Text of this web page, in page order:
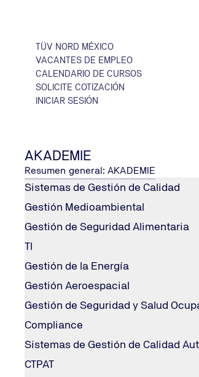
TÜV NORD MÉXICO
VACANTES DE EMPLEO
CALENDARIO DE CURSOS
SOLICITE COTIZACIÓN
INICIAR SESIÓN
AKADEMIE
Resumen general: AKADEMIE
Sistemas de Gestión de Calidad
Gestión Medioambiental
Gestión de Seguridad Alimentaria
TI
Gestión de la Energía
Gestión Aeroespacial
Gestión de Seguridad y Salud
Compliance
Sistemas de Gestión de Calidad
CTPAT
infomex@tuv-nord.com
WhatsApp
CONTACT TÜV NORD MÉXICO
Correo
Contáctanos
INFORMACIÓN PÚBLICA
Uso de Marca
Políticas